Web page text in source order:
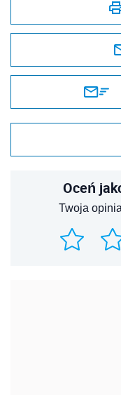
Oceń
Twoja